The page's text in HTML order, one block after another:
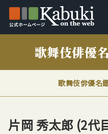
歌舞伎俳優
歌舞伎俳優名
片岡 秀太郎 (2代